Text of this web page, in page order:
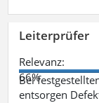
Leiterprüfer
Relevanz:
66%
Bei
entsorgen